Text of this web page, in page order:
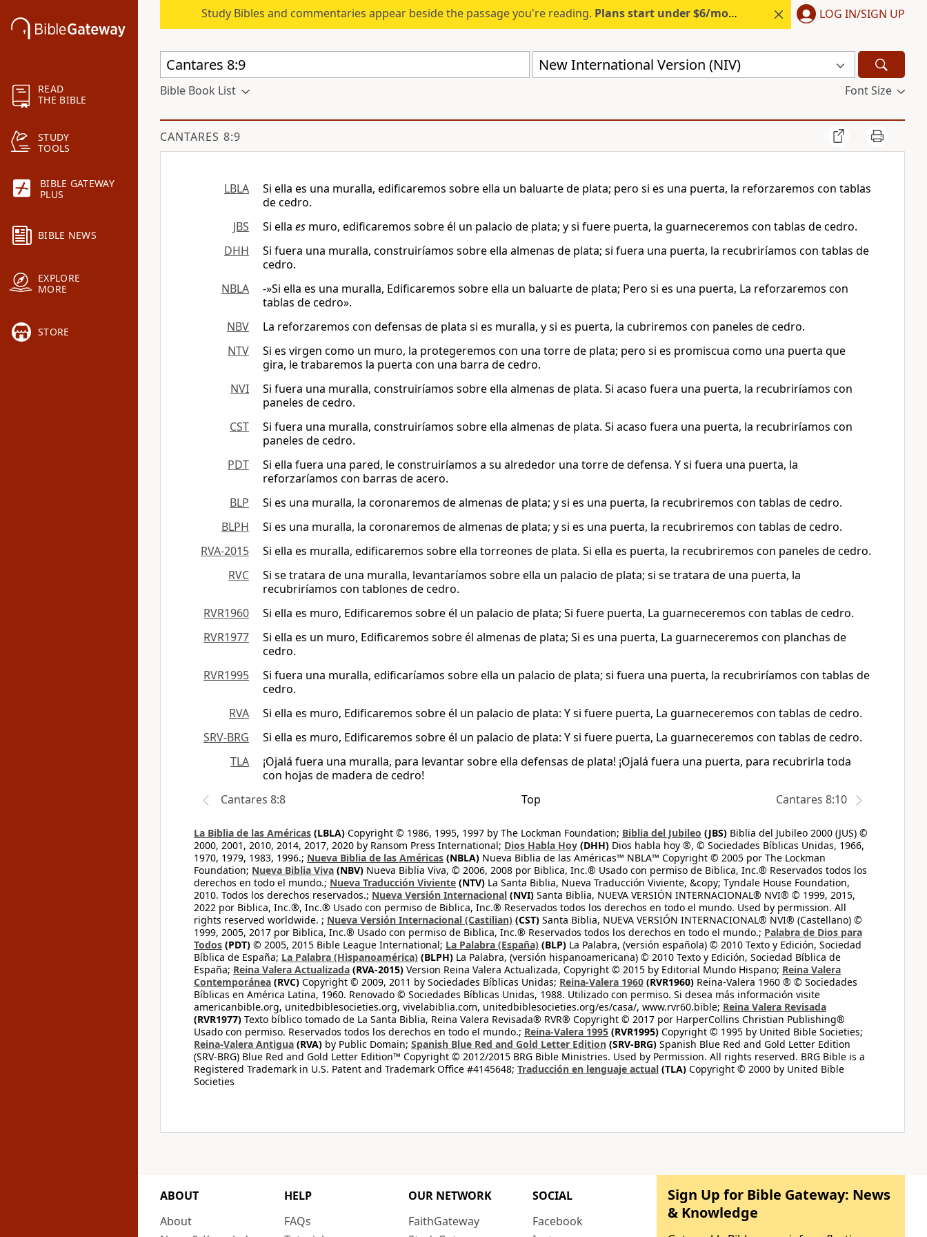
READ
THE BIBLE
STUDY
TOOLS
BIBLE GATEWAY
PLUS
BIBLE NEWS
EXPLORE
MORE
STORE
Study Bibles and commentaries appear beside the passage you're reading. Plans start under $6/month. Start free. LOG IN/SIGN UP
New International Version (NIV)
Bible Book List Font Size
CANTARES 8:9
LBLA
Si ella es una muralla, edificaremos sobre ella un baluarte de plata; pero si es una puerta, la reforzaremos con tablas
de cedro.
JBS
Si ella es muro, edificaremos sobre él un palacio de plata; y si fuere puerta, la guarneceremos con tablas de cedro.
DHH
Si fuera una muralla, construiríamos sobre ella almenas de plata; si fuera una puerta, la recubriríamos con tablas de
cedro.
NBLA
-»Si ella es una muralla, Edificaremos sobre ella un baluarte de plata; Pero si es una puerta, La reforzaremos con
tablas de cedro».
NBV
La reforzaremos con defensas de plata si es muralla, y si es puerta, la cubriremos con paneles de cedro.
NTV
Si es virgen como un muro, la protegeremos con una torre de plata; pero si es promiscua como una puerta que
gira, le trabaremos la puerta con una barra de cedro.
NVI
Si fuera una muralla, construiríamos sobre ella almenas de plata. Si acaso fuera una puerta, la recubriríamos con
paneles de cedro.
CST
Si fuera una muralla, construiríamos sobre ella almenas de plata. Si acaso fuera una puerta, la recubriríamos con
paneles de cedro.
PDT
Si ella fuera una pared, le construiríamos a su alrededor una torre de defensa. Y si fuera una puerta, la
reforzaríamos con barras de acero.
BLP
Si es una muralla, la coronaremos de almenas de plata; y si es una puerta, la recubriremos con tablas de cedro.
BLPH
Si es una muralla, la coronaremos de almenas de plata; y si es una puerta, la recubriremos con tablas de cedro.
RVA-2015
Si ella es muralla, edificaremos sobre ella torreones de plata. Si ella es puerta, la recubriremos con paneles de cedro.
RVC
Si se tratara de una muralla, levantaríamos sobre ella un palacio de plata; si se tratara de una puerta, la
recubriríamos con tablones de cedro.
RVR1960
Si ella es muro, Edificaremos sobre él un palacio de plata; Si fuere puerta, La guarneceremos con tablas de cedro.
RVR1977
Si ella es un muro, Edificaremos sobre él almenas de plata; Si es una puerta, La guarneceremos con planchas de
cedro.
RVR1995
Si fuera una muralla, edificaríamos sobre ella un palacio de plata; si fuera una puerta, la recubriríamos con tablas de
cedro.
RVA
Si ella es muro, Edificaremos sobre él un palacio de plata: Y si fuere puerta, La guarneceremos con tablas de cedro.
SRV-BRG
Si ella es muro, Edificaremos sobre él un palacio de plata: Y si fuere puerta, La guarneceremos con tablas de cedro.
TLA
¡Ojalá fuera una muralla, para levantar sobre ella defensas de plata! ¡Ojalá fuera una puerta, para recubrirla toda
con hojas de madera de cedro!
Cantares 8:8
Top Cantares 8:10
La Biblia de las Américas (LBLA) Copyright © 1986, 1995, 1997 by The Lockman Foundation; Biblia del Jubileo (JBS) Biblia del Jubileo 2000 (JUS) ©
2000, 2001, 2010, 2014, 2017, 2020 by Ransom Press International; Dios Habla Hoy (DHH) Dios habla hoy ®, © Sociedades Bíblicas Unidas, 1966,
1970, 1979, 1983, 1996.; Nueva Biblia de las Américas (NBLA) Nueva Biblia de las Américas™ NBLA™ Copyright © 2005 por The Lockman
Foundation; Nueva Biblia Viva (NBV) Nueva Biblia Viva, © 2006, 2008 por Biblica, Inc.® Usado con permiso de Biblica, Inc.® Reservados todos los
derechos en todo el mundo.; Nueva Traducción Viviente (NTV) La Santa Biblia, Nueva Traducción Viviente, &copy; Tyndale House Foundation,
2010. Todos los derechos reservados.; Nueva Versión Internacional (NVI) Santa Biblia, NUEVA VERSIÓN INTERNACIONAL® NVI® © 1999, 2015,
2022 por Biblica, Inc.®, Inc.® Usado con permiso de Biblica, Inc.® Reservados todos los derechos en todo el mundo. Used by permission. All
rights reserved worldwide. ; Nueva Versión Internacional (Castilian) (CST) Santa Biblia, NUEVA VERSIÓN INTERNACIONAL® NVI® (Castellano) ©
1999, 2005, 2017 por Biblica, Inc.® Usado con permiso de Biblica, Inc.® Reservados todos los derechos en todo el mundo.; Palabra de Dios para
Todos (PDT) © 2005, 2015 Bible League International; La Palabra (España) (BLP) La Palabra, (versión española) © 2010 Texto y Edición, Sociedad
Bíblica de España; La Palabra (Hispanoamérica) (BLPH) La Palabra, (versión hispanoamericana) © 2010 Texto y Edición, Sociedad Bíblica de
España; Reina Valera Actualizada (RVA-2015) Version Reina Valera Actualizada, Copyright © 2015 by Editorial Mundo Hispano; Reina Valera
Contemporánea (RVC) Copyright © 2009, 2011 by Sociedades Bíblicas Unidas; Reina-Valera 1960 (RVR1960) Reina-Valera 1960 ® © Sociedades
Bíblicas en América Latina, 1960. Renovado © Sociedades Bíblicas Unidas, 1988. Utilizado con permiso. Si desea más información visite
americanbible.org, unitedbiblesocieties.org, vivelabiblia.com, unitedbiblesocieties.org/es/casa/, www.rvr60.bible; Reina Valera Revisada
(RVR1977) Texto bíblico tomado de La Santa Biblia, Reina Valera Revisada® RVR® Copyright © 2017 por HarperCollins Christian Publishing®
Usado con permiso. Reservados todos los derechos en todo el mundo.; Reina-Valera 1995 (RVR1995) Copyright © 1995 by United Bible Societies;
Reina-Valera Antigua (RVA) by Public Domain; Spanish Blue Red and Gold Letter Edition (SRV-BRG) Spanish Blue Red and Gold Letter Edition
(SRV-BRG) Blue Red and Gold Letter Edition™ Copyright © 2012/2015 BRG Bible Ministries. Used by Permission. All rights reserved. BRG Bible is a
Registered Trademark in U.S. Patent and Trademark Office #4145648; Traducción en lenguaje actual (TLA) Copyright © 2000 by United Bible
Societies
ABOUT
About
HELP
FAQs
OUR NETWORK
FaithGateway
SOCIAL
Facebook
Sign Up for Bible Gateway: News
& Knowledge